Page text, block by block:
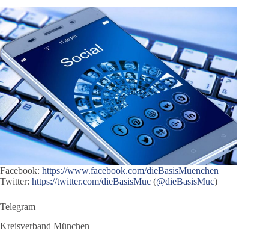
Facebook: https://www.facebook.com/dieBasisMuenchen
Twitter: https://twitter.com/dieBasisMuc (@dieBasisMuc)
Telegram
Kreisverband München